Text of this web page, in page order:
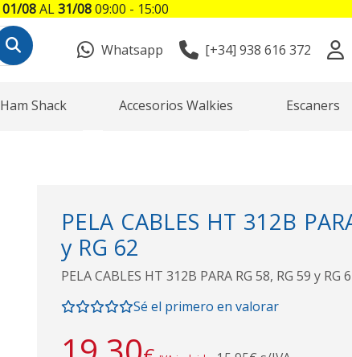
Whatsapp [+34] 938 616 372
Ham Shack Accesorios Walkies Escaners
PELA CABLES HT 312B
y RG 62
PELA CABLES HT 312B PARA RG 58, RG 59 y RG
Sé el primero en valorar
01/08AL31/0809:00 - 15:00